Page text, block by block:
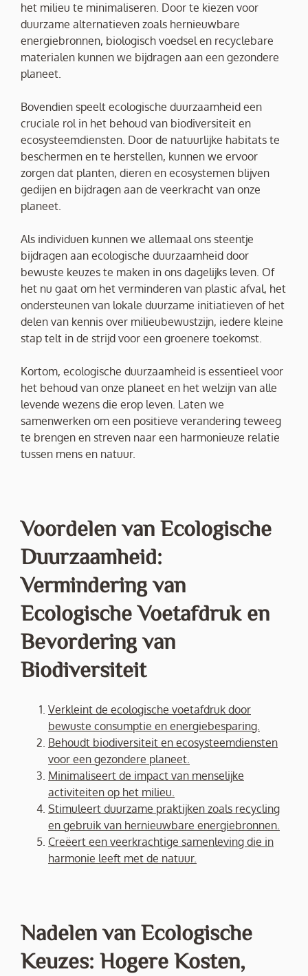
het milieu te minimaliseren. Door te kiezen voor
duurzame alternatieven zoals hernieuwbare
energiebronnen, biologisch voedsel en recyclebare
materialen kunnen we bijdragen aan een gezondere
planeet.
Bovendien speelt ecologische duurzaamheid een
cruciale rol in het behoud van biodiversiteit en
ecosysteemdiensten. Door de natuurlijke habitats te
beschermen en te herstellen, kunnen we ervoor
zorgen dat planten, dieren en ecosystemen blijven
gedijen en bijdragen aan de veerkracht van onze
planeet.
Als individuen kunnen we allemaal ons steentje
bijdragen aan ecologische duurzaamheid door
bewuste keuzes te maken in ons dagelijks leven. Of
het nu gaat om het verminderen van plastic afval, het
ondersteunen van lokale duurzame initiatieven of het
delen van kennis over milieubewustzijn, iedere kleine
stap telt in de strijd voor een groenere toekomst.
Kortom, ecologische duurzaamheid is essentieel voor
het behoud van onze planeet en het welzijn van alle
levende wezens die erop leven. Laten we
samenwerken om een positieve verandering teweeg
te brengen en streven naar een harmonieuze relatie
tussen mens en natuur.
Voordelen van Ecologische
Duurzaamheid:
Vermindering van
Ecologische Voetafdruk en
Bevordering van
Biodiversiteit
Verkleint de ecologische voetafdruk door
bewuste consumptie en energiebesparing.
Behoudt biodiversiteit en ecosysteemdiensten
voor een gezondere planeet.
Minimaliseert de impact van menselijke
activiteiten op het milieu.
Stimuleert duurzame praktijken zoals recycling
en gebruik van hernieuwbare energiebronnen.
Creëert een veerkrachtige samenleving die in
harmonie leeft met de natuur.
Nadelen van Ecologische
Keuzes: Hogere Kosten,